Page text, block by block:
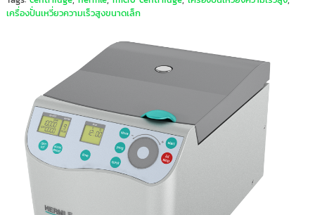
เครื่องปั่นเหวี่ยวความเร็วสูงขนาดเล็ก